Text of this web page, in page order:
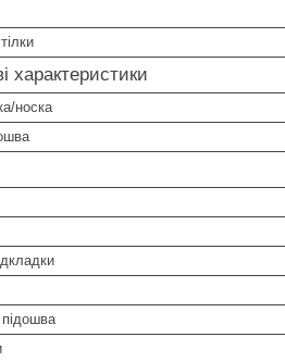
характеристики
носка